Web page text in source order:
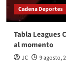
Cadena Deportes
Tabla Leagues
al momento
JC 9 agosto,